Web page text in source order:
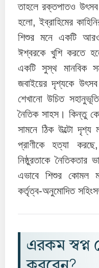
তাহলে রক্তপাতও
হলো, ইব্রাহিমের
শিশুর মনে একটি
ঈশ্বরকে খুশি করতে
একটি সুস্থ মানবিক
জবাইয়ের দৃশ্যকে উৎসব
শেখানো উচিত
নৈতিক সাহস। কিন্তু
সামনে ঠিক উল্টো দৃশ্য
প্রাণীকে হত্যা
নিষ্ঠুরতাকে নৈতিকতার
এভাবে শিশুর কোমল
কর্তৃত্ব-অনুমোদিত
এরকম